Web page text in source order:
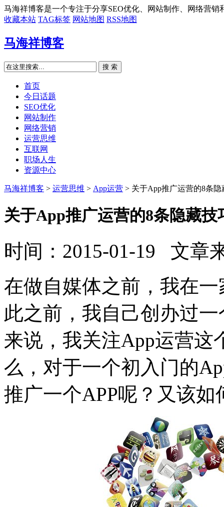
马海祥博客是一个专注于分享SEO优化、网站制作、网络营销
收藏本站 TAG标签 网站地图 RSS地图
马海祥博客
搜 索
首页
今日话题
SEO优化
网站制作
网络营销
运营思维
互联网
职场人生
资源中心
马海祥博客 > 运营思维 > App运营 > 关于App推广运营的8条隐
关于App推广运营的8条隐藏技
时间：2015-01-19 文章
在做自媒体之前，我在
此之前，我自己创办过
来说，我关注App运营这
么，对于一个初入门的
推广一个APP呢？又该如